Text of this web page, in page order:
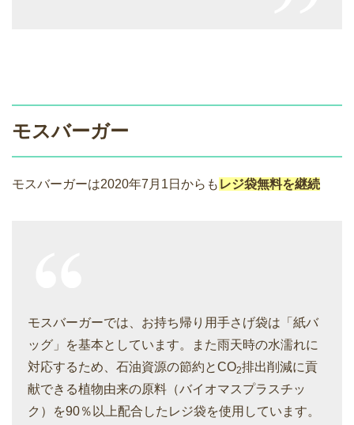
モスバーガー
モスバーガーは2020年7月1日からも レジ袋無料を継続
モスバーガーでは、お持ち帰り用手さげ袋は「紙バ
ッグ」を基本としています。また雨天時の水濡れに
対応するため、石油資源の節約とCO2排出削減に貢
献できる植物由来の原料（バイオマスプラスチッ
ク）を90％以上配合したレジ袋を使用しています。